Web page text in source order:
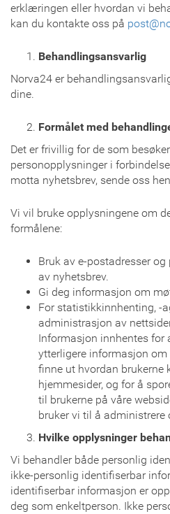
erklæringen eller hvordan vi
kan du kontakte oss på
Behandlingsansvarlig
Norva24 er
dine.
Formålet med
Det er frivillig for de som
personopplysninger i
motta nyhetsbrev, sende oss
Vi vil bruke opplysningene om
formålene:
Bruk av e-postadresser
av nyhetsbrev.
Gi deg informasjon om
For statistikkinnhenting, -
administrasjon av
Informasjon innhentes for
ytterligere informasjon
finne ut hvordan brukerne
hjemmesider, og for å
til brukerne på våre
bruker vi til å administrere
Hvilke opplysninger
Vi behandler både personlig
ikke-personlig identifiserbar
identifiserbar informasjon er
deg som enkeltperson. Ikke